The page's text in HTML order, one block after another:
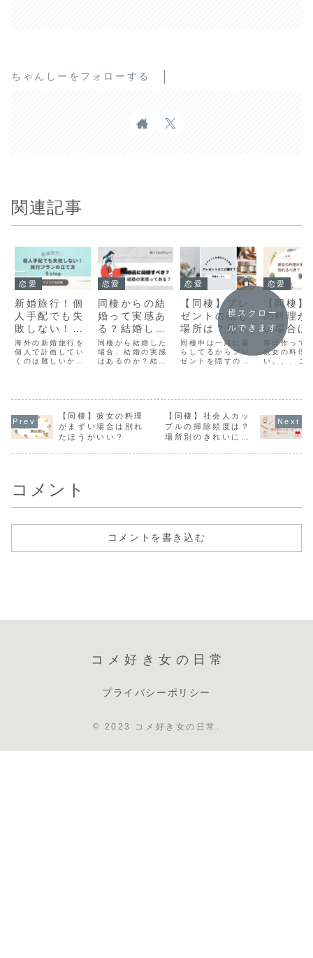
ちゃんしーをフォローする
関連記事
恋愛
新婚旅行！個
人手配でも失
敗しない！旅
行プランの立
て方５ステッ
プ
海外の新婚旅行を
個人で計画してい
くのは難しいかな
に行った私たちの
人手配する場合の
旅行プランの立て
方を5つのステッ
プで解説していま
す
恋愛
同棲からの結
婚って実感あ
る？結婚した
と感じる瞬間
同棲から結婚した
場合、結婚の実感
はあるのか？結婚
して、結婚前に同
婦がお答えします
恋愛
【同棲】プレ
ゼントの隠し
場所は？見つ
からずにサプ
ライズを成功
させる方法
同棲中は一緒に暮
らしてるからプレ
ゼントを隠すのが
うしたらいいの
カップルがプレゼ
ントの隠し場所と
隠すコツをお伝え
しています
恋愛
【同棲
の料理が
い場合は
たほうが
い？
毎日作って
彼女の料理
い、、、こ
くない時に
らいいか解
３選ご紹介
るときに気
紹介してい
横スクロー
ルできます
【同棲】彼女の料理
がまずい場合は別れ
たほうがいい？
【同棲】社会人カッ
プルの掃除頻度は？
場所別のきれいに保
コメント
コメントを書き込む
コメ好き女の日常
プライバシーポリシー
© 2023 コメ好き女の日常.